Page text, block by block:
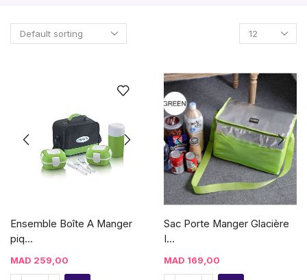
Ensemble Boîte A Manger
piq...
MAD 259,00
Sac Porte Manger Glacière
I...
MAD 169,00